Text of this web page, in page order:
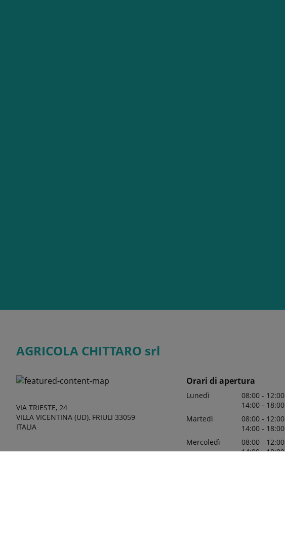
AGRICOLA CHITTARO srl
VIA TRIESTE, 24
VILLA VICENTINA (UD), FRIULI 33059
ITALIA
Orari di apertura
Lunedì
08:00 - 12:00
14:00 - 18:00
Martedì
08:00 - 12:00
14:00 - 18:00
Mercoledì
08:00 - 12:00
14:00 - 18:00